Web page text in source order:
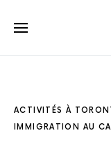
ACTIVITÉS À
IMMIGRATION AU